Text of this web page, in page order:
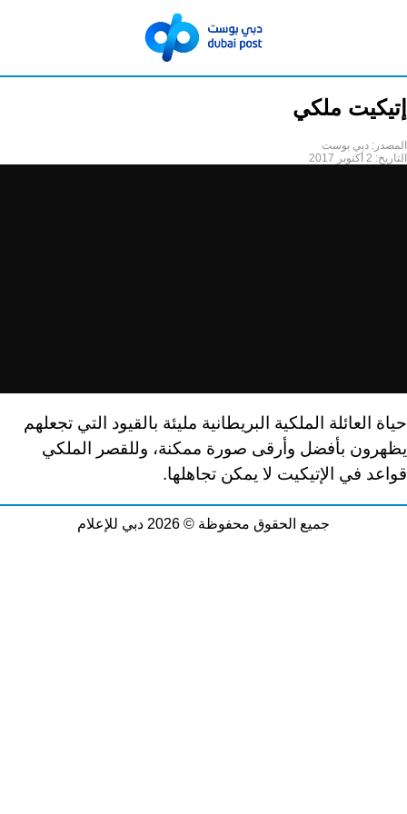
إتيكيت ملكي
المصدر: دبي بوست
التاريخ: 2 أكتوبر 2017
حياة العائلة الملكية البريطانية مليئة بالقيود التي تجعلهم
يظهرون بأفضل وأرقى صورة ممكنة، وللقصر الملكي
قواعد في الإتيكيت لا يمكن تجاهلها.
جميع الحقوق محفوظة © 2026 دبي للإعلام